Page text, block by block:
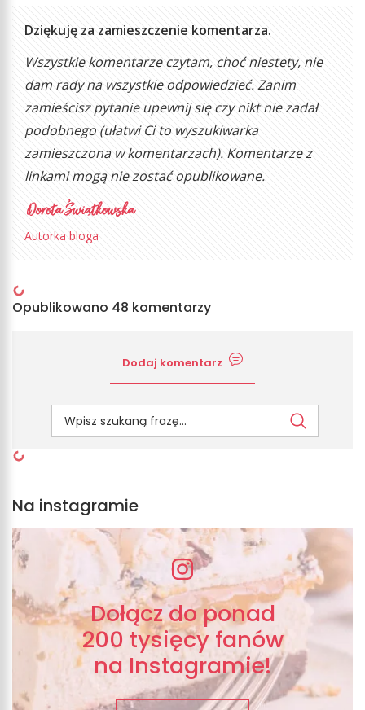
Dziękuję za zamieszczenie komentarza.
Wszystkie komentarze czytam, choć niestety, nie
dam rady na wszystkie odpowiedzieć. Zanim
zamieścisz pytanie upewnij się czy nikt nie zadał
podobnego (ułatwi Ci to wyszukiwarka
zamieszczona w komentarzach). Komentarze z
linkami mogą nie zostać opublikowane.
Autorka bloga
Opublikowano 48 komentarzy
Dodaj komentarz
Na instagramie
Dołącz do ponad
200 tysięcy fanów
na Instagramie!